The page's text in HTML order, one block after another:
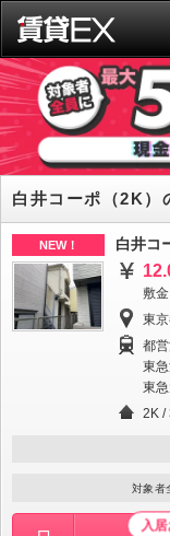
白井コーポ（2K）
NEW！ 白井コ
敷金
東
都
東
東
2K /
対象者
入居